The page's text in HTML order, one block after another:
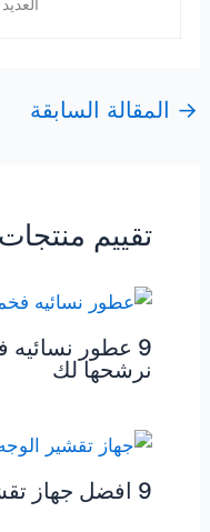
→ المقالة السابقة
تقييم منتجات
9 عطور
نرشحها لك
9 افضل جهاز تقشير الوجه لعام 2025